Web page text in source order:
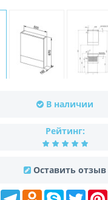
В наличии
Рейтинг:
Оставить отзыв
FacebookTelegramOdnoklassniki
Skype Twitter